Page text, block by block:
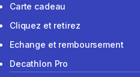
Carte cadeau
Cliquez et retirez
Echange et remboursement
Decathlon Pro